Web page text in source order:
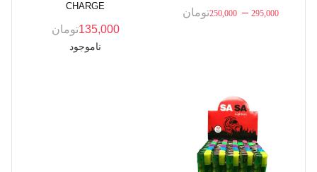
– تومان
CHARGE
135,000تومان
ناموجود